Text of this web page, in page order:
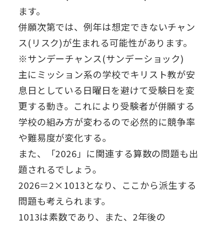
ます。
併願次第では、例年は想定できないチャン
ス(リスク)が生まれる可能性があります。
※サンデーチャンス(サンデーショック)
主にミッション系の学校でキリスト教が安
息日としている日曜日を避けて受験日を変
更する動き。これにより受験者が併願する
学校の組み方が変わるので必然的に競争率
や難易度が変化する。
また、「2026」に関連する算数の問題も出
題されるでしょう。
2026＝2×1013となり、ここから派生する
問題も考えられます。
1013は素数であり、また、2年後の